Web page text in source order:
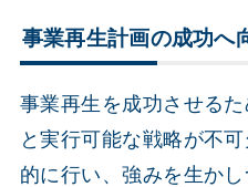
事業再生計画の成功へ
事業再生を成功させる
と実行可能な戦略が不
的に行い、強みを生か